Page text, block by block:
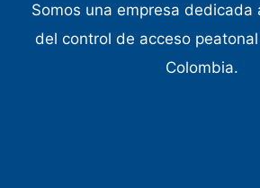
Somos una empresa dedicada
del control de acceso
Colombia.